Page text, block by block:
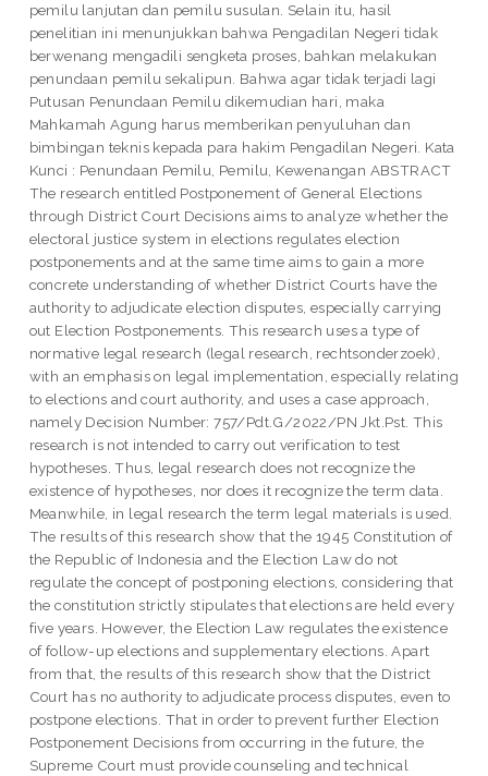
pemilu lanjutan dan pemilu susulan. Selain itu, hasil
penelitian ini menunjukkan bahwa Pengadilan Negeri tidak
berwenang mengadili sengketa proses, bahkan melakukan
penundaan pemilu sekalipun. Bahwa agar tidak terjadi lagi
Putusan Penundaan Pemilu dikemudian hari, maka
Mahkamah Agung harus memberikan penyuluhan dan
bimbingan teknis kepada para hakim Pengadilan Negeri. Kata
Kunci : Penundaan Pemilu, Pemilu, Kewenangan ABSTRACT
The research entitled Postponement of General Elections
through District Court Decisions aims to analyze whether the
electoral justice system in elections regulates election
postponements and at the same time aims to gain a more
concrete understanding of whether District Courts have the
authority to adjudicate election disputes, especially carrying
out Election Postponements. This research uses a type of
normative legal research (legal research, rechtsonderzoek),
with an emphasis on legal implementation, especially relating
to elections and court authority, and uses a case approach,
namely Decision Number: 757/Pdt.G/2022/PN Jkt.Pst. This
research is not intended to carry out verification to test
hypotheses. Thus, legal research does not recognize the
existence of hypotheses, nor does it recognize the term data.
Meanwhile, in legal research the term legal materials is used.
The results of this research show that the 1945 Constitution of
the Republic of Indonesia and the Election Law do not
regulate the concept of postponing elections, considering that
the constitution strictly stipulates that elections are held every
five years. However, the Election Law regulates the existence
of follow-up elections and supplementary elections. Apart
from that, the results of this research show that the District
Court has no authority to adjudicate process disputes, even to
postpone elections. That in order to prevent further Election
Postponement Decisions from occurring in the future, the
Supreme Court must provide counseling and technical